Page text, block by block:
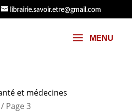
librairie.savoir.etre@gmail.com
et médecines
Page 3